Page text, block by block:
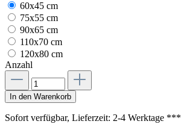
60x45 cm
75x55 cm
90x65 cm
110x70 cm
120x80 cm
Anzahl
In den Warenkorb
Sofort verfügbar, Lieferzeit: 2-4 Werktage ***